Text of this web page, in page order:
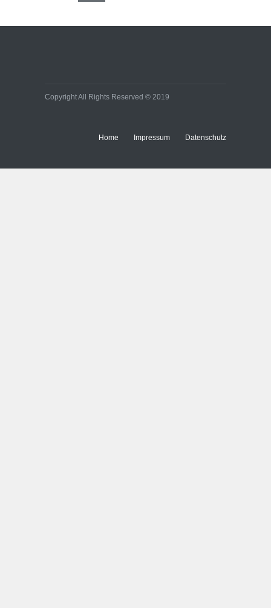
Copyright All Rights Reserved © 2019
Home Impressum Datenschutz